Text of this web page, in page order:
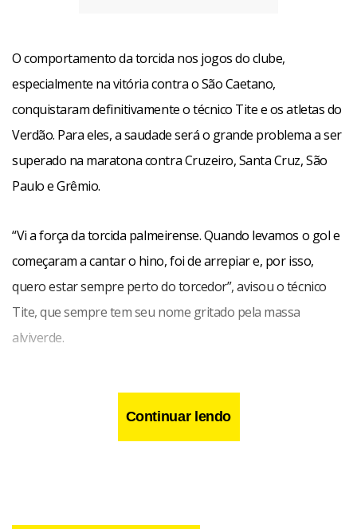
O comportamento da torcida nos jogos do clube,
especialmente na vitória contra o São Caetano,
conquistaram definitivamente o técnico Tite e os atletas do
Verdão. Para eles, a saudade será o grande problema a ser
superado na maratona contra Cruzeiro, Santa Cruz, São
Paulo e Grêmio.
“Vi a força da torcida palmeirense. Quando levamos o gol e
começaram a cantar o hino, foi de arrepiar e, por isso,
quero estar sempre perto do torcedor”, avisou o técnico
Tite, que sempre tem seu nome gritado pela massa
alviverde.
Continuar lendo